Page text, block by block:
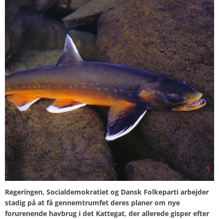
Regeringen, Socialdemokratiet og Dansk Folkeparti arbejder
stadig på at få gennemtrumfet deres planer om nye
forurenende havbrug i det Kattegat, der allerede gisper efter